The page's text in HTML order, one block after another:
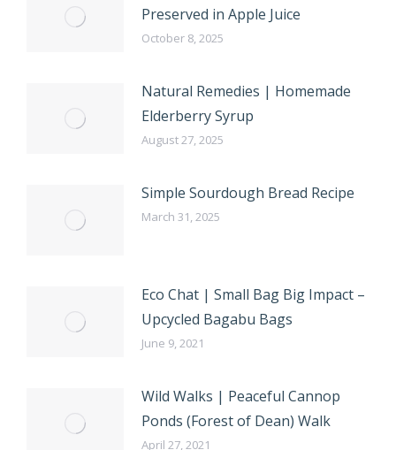
Preserved in Apple Juice
October 8, 2025
Natural Remedies | Homemade
Elderberry Syrup
August 27, 2025
Simple Sourdough Bread Recipe
March 31, 2025
Eco Chat | Small Bag Big Impact –
Upcycled Bagabu Bags
June 9, 2021
Wild Walks | Peaceful Cannop
Ponds (Forest of Dean) Walk
April 27, 2021